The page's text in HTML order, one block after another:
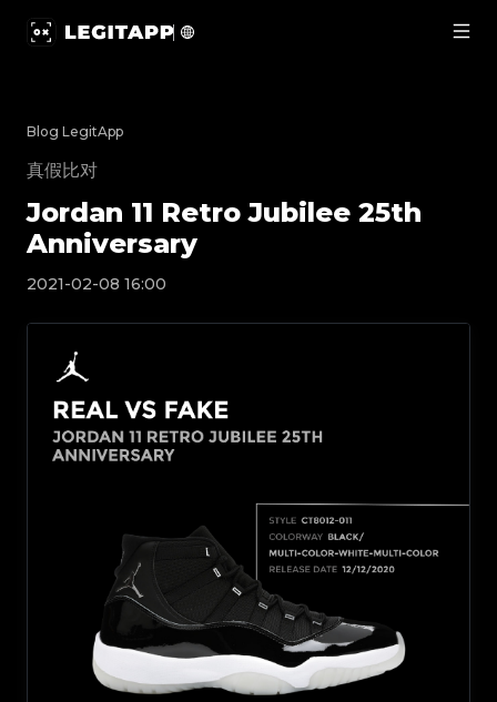
Blog LegitApp
真假比对
Jordan 11 Retro Jubilee 25th
Anniversary
2021-02-08 16:00